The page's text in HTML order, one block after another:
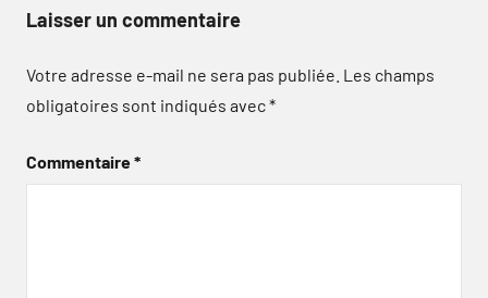
Laisser un commentaire
Votre adresse e-mail ne sera pas publiée. Les champs
obligatoires sont indiqués avec*
Commentaire*